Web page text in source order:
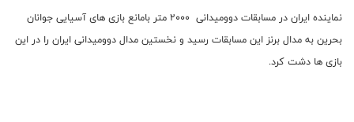
نماینده ایران در مسابقات دوومیدانی ۲۰۰۰ متر بامانع بازی های آسیایی جوانان
بحرین به مدال برنز این مسابقات رسید و نخستین مدال دوومیدانی ایران را در این
بازی ها دشت کرد.